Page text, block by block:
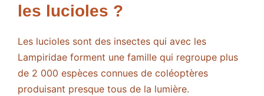
les lucioles ?
Les lucioles sont des insectes qui avec les
Lampiridae forment une famille qui regroupe plus
de 2 000 espèces connues de coléoptères
produisant presque tous de la lumière.